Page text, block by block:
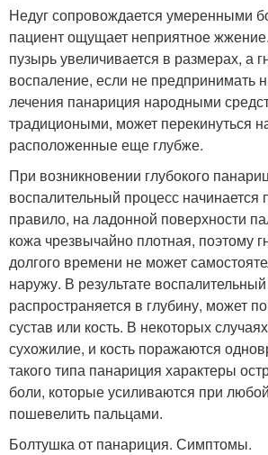
Недуг сопровождается умеренными
пациент ощущает неприятное
пузырь увеличивается в размерах, а
воспаление, если не предпринимать
лечения панариция народными
традициоными, может перекинуться
расположенные еще глубже.
При возникновении глубокого
воспалительный процесс начинается
правило, на ладонной поверхности
кожа чрезвычайно плотная, поэтому
долгого времени не может
наружу. В результате
распространяется в глубину, может
сустав или кость. В некоторых
сухожилие, и кость поражаются
такого типа панариция характеры
боли, которые усиливаются при
пошевелить пальцами.
Болтушка от панариция. Симптомы.